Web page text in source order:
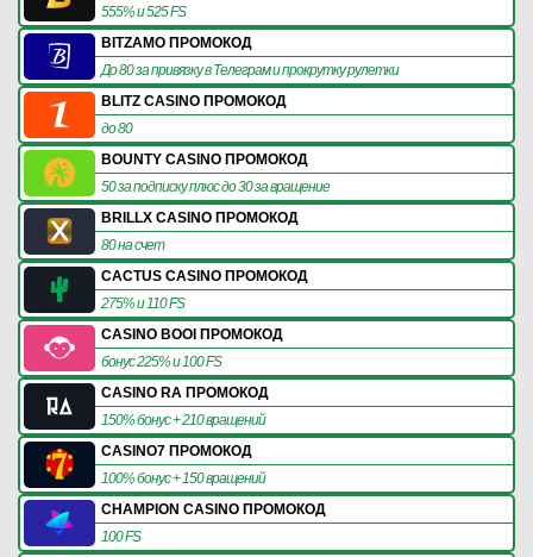
555% и 525 FS
BITZAMO ПРОМОКОД
До 80 за привязку в Телеграм и прокрутку рулетки
BLITZ CASINO ПРОМОКОД
до 80
BOUNTY CASINO ПРОМОКОД
50 за подписку плюс до 30 за вращение
BRILLX CASINO ПРОМОКОД
80 на счет
CACTUS CASINO ПРОМОКОД
275% и 110 FS
CASINO BOOI ПРОМОКОД
бонус 225% и 100 FS
CASINO RA ПРОМОКОД
150% бонус + 210 вращений
CASINO7 ПРОМОКОД
100% бонус + 150 вращений
CHAMPION CASINO ПРОМОКОД
100 FS